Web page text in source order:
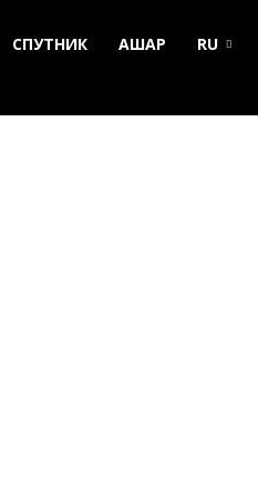
СПУТНИК АШАР RU